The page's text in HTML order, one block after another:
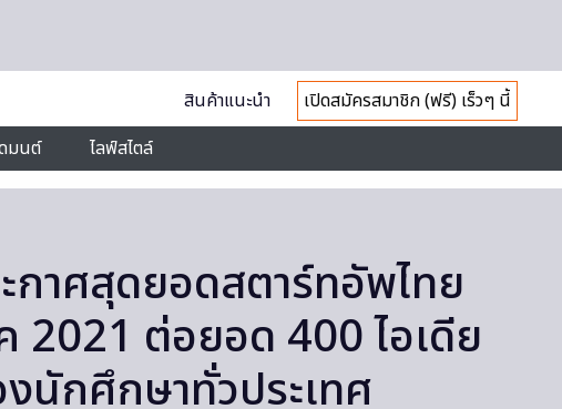
สินค้าแนะนำ
เปิดสมัครสมาชิก (ฟรี) เร็วๆ นี้
มนต์ ไลฟ์สไตล์
กาศสุดยอดสตาร์ทอัพไทย
2021 ต่อยอด 400 ไอเดีย
นักศึกษาทั่วประเทศ